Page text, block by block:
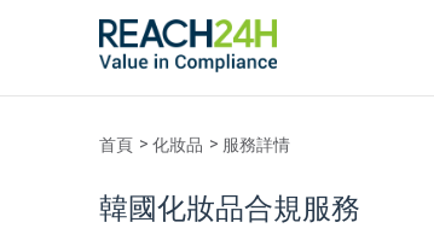
首頁 化妝品 服務詳情
韓國化妝品合規服務